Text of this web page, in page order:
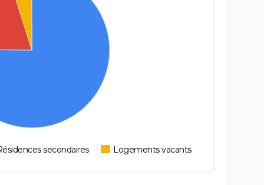
secondaires Logements vacants